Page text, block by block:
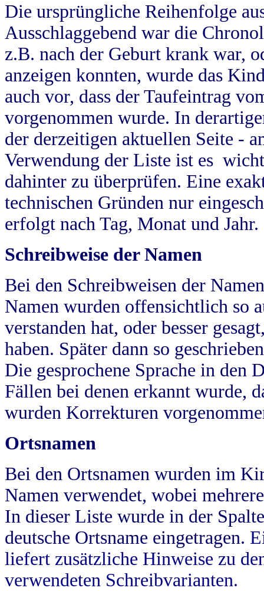
Die ursprüngliche Reihenfolge
Ausschlaggebend war die
z.B. nach der Geburt krank war,
anzeigen konnten, wurde das
auch vor, dass der Taufeintrag
vorgenommen wurde. In
der derzeitigen aktuellen Seite -
Verwendung der Liste ist es
dahinter zu überprüfen. Eine
technischen Gründen nur
erfolgt nach Tag, Monat und Jahr.
Schreibweise der Namen
Bei den Schreibweisen der
Namen wurden offensichtlich so
verstanden hat, oder besser
haben. Später dann so
Die gesprochene Sprache in
Fällen bei denen erkannt wurde,
wurden Korrekturen
Ortsnamen
Bei den Ortsnamen wurden im
Namen verwendet, wobei
In dieser Liste wurde in der
deutsche Ortsname eingetragen.
liefert zusätzliche Hinweise zu
verwendeten Schreibvarianten.